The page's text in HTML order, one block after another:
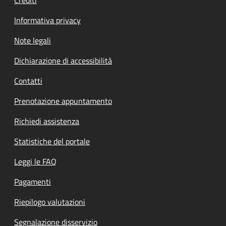
Informativa privacy
Note legali
Dichiarazione di accessibilità
Contatti
Prenotazione appuntamento
Richiedi assistenza
Statistiche del portale
Leggi le FAQ
Pagamenti
Riepilogo valutazioni
Segnalazione disservizio